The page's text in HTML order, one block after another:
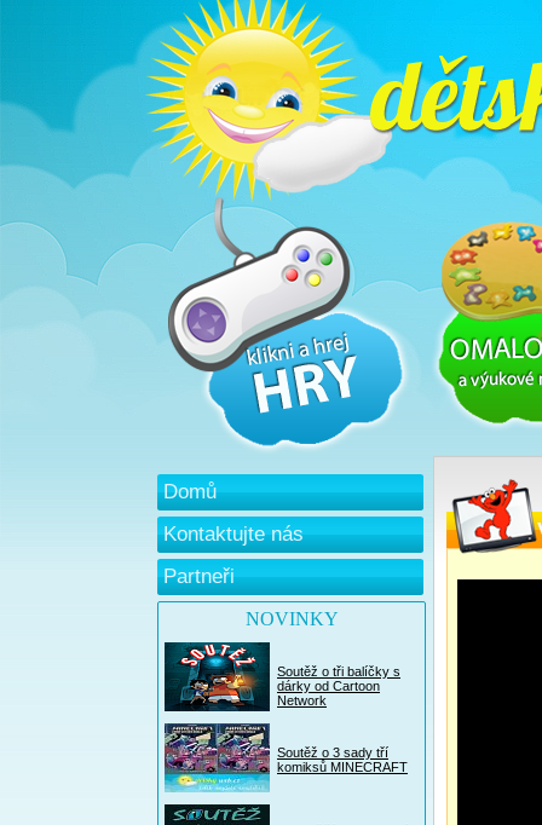
Domů
Kontaktujte nás
Partneři
NOVINKY
Soutěž o tři balíčky s
dárky od Cartoon
Network
Soutěž o 3 sady tří
komiksů MINECRAFT